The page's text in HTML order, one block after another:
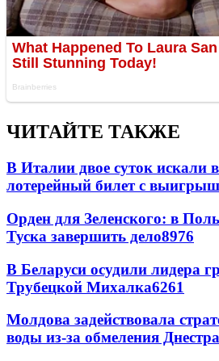
ЧИТАЙТЕ ТАКЖЕ
В Италии двое суток
лотерейный билет с
Орден для Зеленского: в
Туска завершить дело8976
В Беларуси осудили лидера
Трубецкой Михалка6261
Молдова задействовала
воды из-за обмеления Днестра